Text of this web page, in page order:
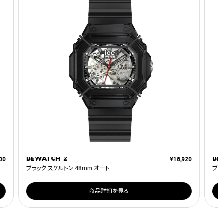
BEWATCH 2
ブラック スケルトン 48mm オート
¥18,920
商品詳細を見る